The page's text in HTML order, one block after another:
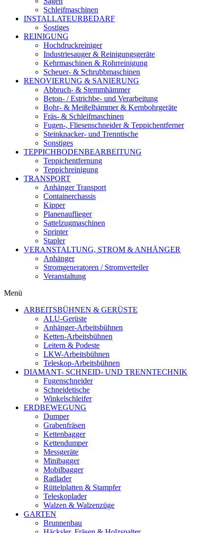
Schleifmaschinen
INSTALLATEURBEDARF
Sostiges
REINIGUNG
Hochdruckreiniger
Industriesauger & Reinigungsgeräte
Kehrmaschinen & Rohrreinigung
Scheuer- & Schrubbmaschinen
RENOVIERUNG & SANIERUNG
Abbruch- & Stemmhämmer
Beton- / Estrichbe- und Verarbeitung
Bohr- & Meißelhämmer & Kernbohrgeräte
Fräs- & Schleifmaschinen
Fugen-, Fliesenschneider & Teppichentferner
Steinknacker- und Trenntische
Sonstiges
TEPPICHBODENBEARBEITUNG
Teppichentfernung
Teppichreinigung
TRANSPORT
Anhänger Transport
Containerchassis
Kipper
Planenauflieger
Sattelzugmaschinen
Sprinter
Stapler
VERANSTALTUNG, STROM & ANHÄNGER
Anhänger
Stromgeneratoren / Stromverteiler
Veranstaltung
Menü
ARBEITSBÜHNEN & GERÜSTE
ALU-Gerüste
Anhänger-Arbeitsbühnen
Ketten-Arbeitsbühnen
Leitern & Podeste
LKW-Arbeitsbühnen
Teleskop-Arbeitsbühnen
DIAMANT- SCHNEID- UND TRENNTECHNIK
Fugenschneider
Schneidetische
Winkelschleifer
ERDBEWEGUNG
Dumper
Grabenfräsen
Kettenbagger
Kettendumper
Messgeräte
Minibagger
Mobilbagger
Radlader
Rüttelplatten & Stampfer
Teleskoplader
Walzen & Walzenzüge
GARTEN
Brunnenbau